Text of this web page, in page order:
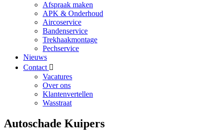
Afspraak maken
APK & Onderhoud
Aircoservice
Bandenservice
Trekhaakmontage
Pechservice
Nieuws
Contact
Vacatures
Over ons
Klantenvertellen
Wasstraat
Autoschade Kuipers